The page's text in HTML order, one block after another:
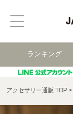
ランキング
アクセサリー通販 TOP